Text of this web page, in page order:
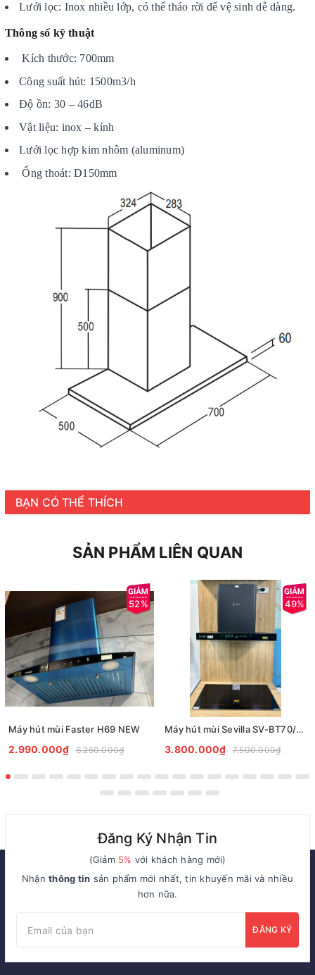
Lưới lọc: Inox nhiều lớp, có thể tháo rời để vệ sinh dễ dàng.
Thông số kỹ thuật
Kích thước: 700mm
Công suất hút: 1500m3/h
Độ ồn: 30 – 46dB
Vật liệu: inox – kính
Lưới lọc hợp kim nhôm (aluminum)
Ống thoát: D150mm
BẠN CÓ THỂ THÍCH
SẢN PHẨM LIÊN QUAN
52%
Máy hút mùi Faster H69 NEW
2.990.000₫ 6.250.000₫
49%
Máy hút mùi Sevilla SV-BT70/BT90
3.800.000₫ 7.500.000₫
Đăng Ký Nhận Tin
(Giảm 5% với khách hàng mới)
Nhậnthông tin sản phẩm mới nhất, tin khuyến mãi và nhiều
hơn nữa.
ĐĂNG KÝ